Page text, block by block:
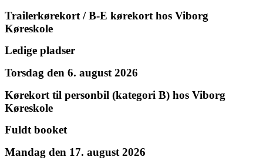
Trailerkørekort / B-E kørekort hos Viborg
Køreskole
Ledige pladser
Torsdag den 6. august 2026
Kørekort til personbil (kategori B) hos Viborg
Køreskole
Fuldt booket
Mandag den 17. august 2026